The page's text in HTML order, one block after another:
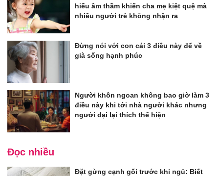
hiếu âm thầm khiến cha mẹ kiệt quệ mà
nhiều người trẻ không nhận ra
Đừng nói với con cái 3 điều này để về
già sống hạnh phúc
Người khôn ngoan không bao giờ làm 3
điều này khi tới nhà người khác nhưng
người dại lại thích thể hiện
Đọc nhiều
Đặt gừng cạnh gối trước khi ngủ: Biết